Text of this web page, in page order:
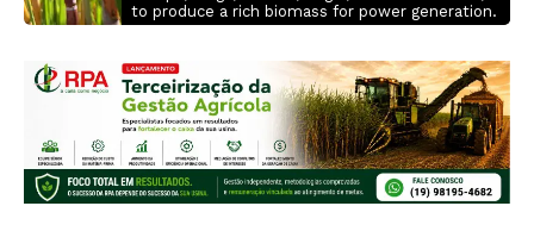
to produce a rich biomass for power generation.